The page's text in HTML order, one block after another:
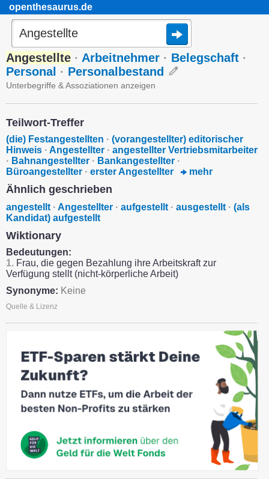
openthesaurus.de
Angestellte · Arbeitnehmer · Belegschaft ·
Personal · Personalbestand
Unterbegriffe & Assoziationen anzeigen
Teilwort-Treffer
(die) Festangestellten · (vorangestellter) editorischer
Hinweis · Angestellter · angestellter Vertriebsmitarbeiter
· Bahnangestellter · Bankangestellter ·
Büroangestellter · erster Angestellter mehr
Ähnlich geschrieben
angestellt · Angestellter · aufgestellt · ausgestellt · (als
Kandidat) aufgestellt
Wiktionary
Bedeutungen:
1. Frau, die gegen Bezahlung ihre Arbeitskraft zur
Verfügung stellt (nicht-körperliche Arbeit)
Synonyme: Keine
Quelle & Lizenz